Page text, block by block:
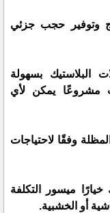
وتوفير حجب جزئي
البلاستيك بسهولة
مشروعًا يمكن لأي
وفقًا لاحتياجات
خيارًا ميسور التكلفة
أو الخشبية.